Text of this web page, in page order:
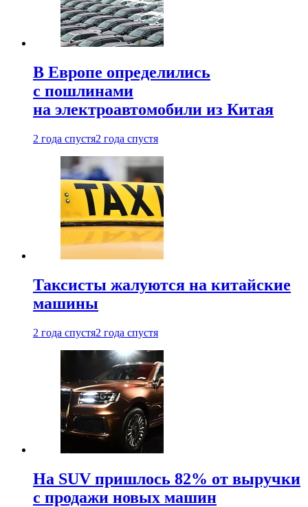
В Европе определились
с пошлинами
на электроавтомобили из Китая
2 года спустя2 года спустя
Таксисты жалуются на китайские
машины
2 года спустя2 года спустя
На SUV пришлось 82% от выручки
с продажи новых машин